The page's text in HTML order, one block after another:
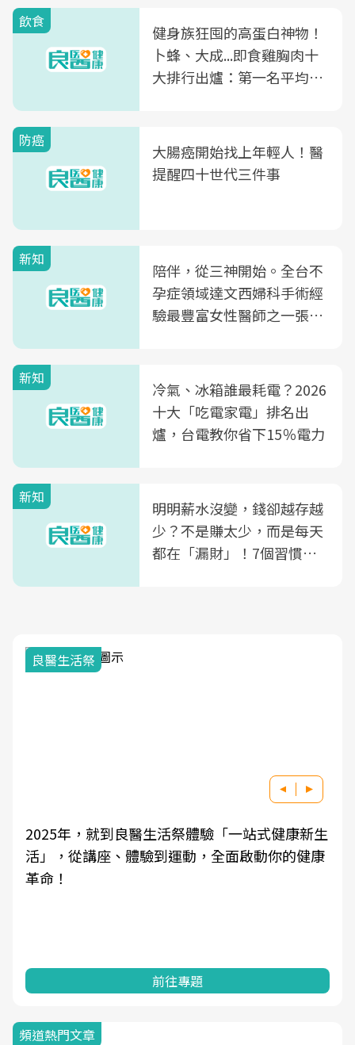
飲食
健身族狂囤的高蛋白神物！
卜蜂、大成...即食雞胸肉十
大排行出爐：第一名平均一
防癌
大腸癌開始找上年輕人！醫
提醒四十世代三件事
新知
陪伴，從三神開始。全台不
孕症領域達文西婦科手術經
驗最豐富女性醫師之一張永
光田醫院建構360度女性健
康照護生態圈
新知
冷氣、冰箱誰最耗電？2026
十大「吃電家電」排名出
爐，台電教你省下15％電力
新知
明明薪水沒變，錢卻越存越
少？不是賺太少，而是每天
都在「漏財」！7個習慣一
良醫生活祭
2025年，就到良醫生活祭體驗「一站式健康新生
活」，從講座、體驗到運動，全面啟動你的健康
革命！
前往專題
頻道熱門文章